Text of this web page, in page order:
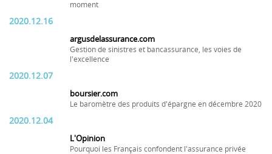
moment
2020.12.16
argusdelassurance.com
Gestion de sinistres et bancassurance, les voies de
l'excellence
2020.12.07
boursier.com
Le baromètre des produits d'épargne en décembre 2020
2020.12.04
L'Opinion
Pourquoi les Français confondent l'assurance privée